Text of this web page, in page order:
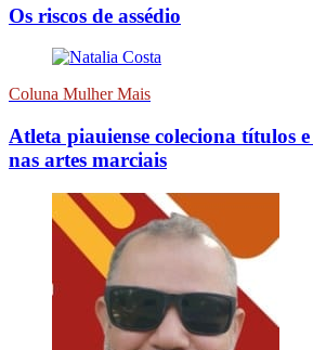
Os riscos de assédio
Coluna Mulher Mais
Atleta piauiense coleciona títulos
nas artes marciais